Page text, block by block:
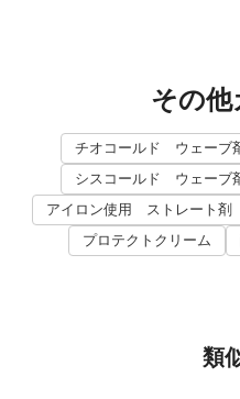
その他
チオコールド ウェーブ
シスコールド ウェーブ
アイロン使用 ストレート剤
プロテクトクリーム
類